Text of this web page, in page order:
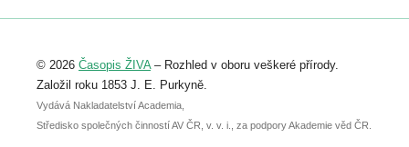
Registrovat se můžete do 6. září.
abstraktu přihlášené přednášky nebo
posteru je už 30. června.
© 2026 Časopis ŽIVA– Rozhled v oboru veškeré přírody.
Založil roku 1853 J. E. Purkyně.
Vydává Nakladatelství Academia,
Středisko společných činností AV ČR, v. v. i., za podpory Akademie věd ČR.